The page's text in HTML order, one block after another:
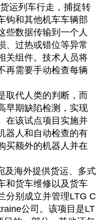
运列车行走，捕捉转
钩和其他机车车辆部
些数据传输到一个人
、过热或错位等异常
关组件。技术人员将
再需要手动检查每辆
取代人类的判断，而
早期缺陷检测，实现
在该试点项目实施并
器人和自动检查的有
买额外的机器人并在
及海外提供货运、多式
和货车维修以及货车
分别成立并管理LTG C
公司。该项目是LT